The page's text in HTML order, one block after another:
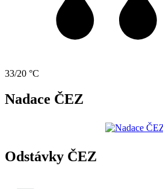
33/20 °C
Nadace ČEZ
Odstávky ČEZ